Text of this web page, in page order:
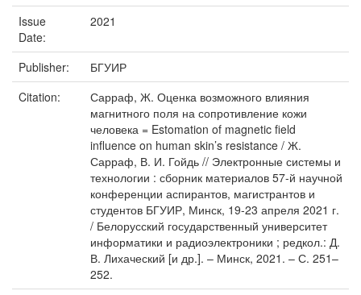
Issue
Date:
2021
Publisher:
БГУИР
Citation:
Сарраф, Ж. Оценка возможного влияния
магнитного поля на сопротивление кожи
человека = Estomation of magnetic field
influence on human skin’s resistance / Ж.
Сарраф, В. И. Гойдь // Электронные системы и
технологии : сборник материалов 57-й научной
конференции аспирантов, магистрантов и
студентов БГУИР, Минск, 19-23 апреля 2021 г.
/ Белорусский государственный университет
информатики и радиоэлектроники ; редкол.: Д.
В. Лихаческий [и др.]. – Минск, 2021. – С. 251–
252.